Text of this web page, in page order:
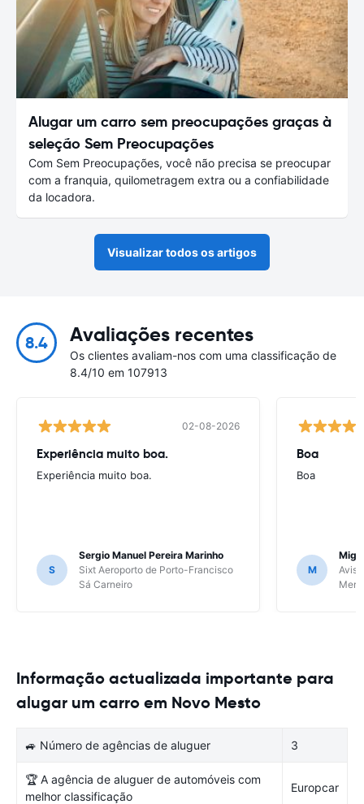
Alugar um carro sem preocupações graças à
seleção Sem Preocupações
Com Sem Preocupações, você não precisa se preocupar
com a franquia, quilometragem extra ou a confiabilidade
da locadora.
Visualizar todos os artigos
8.4 Avaliações recentes
Os clientes avaliam-nos com uma classificação de
8.4/10 em 107913
02-08-2026
Experiência muito boa.
Experiência muito boa.
S
Sergio Manuel Pereira Marinho
Sixt Aeroporto de Porto-Francisco
Sá Carneiro
Boa
Boa
M
Avis
Informação actualizada importante para
alugar um carro em Novo Mesto
🚙 Número de agências de aluguer 3
🏆 A agência de aluguer de automóveis com
melhor classificação
Europcar